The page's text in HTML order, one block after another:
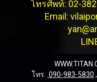
โทรศัพท์: 02-
Email:
โทร: 090-983-5830 ,